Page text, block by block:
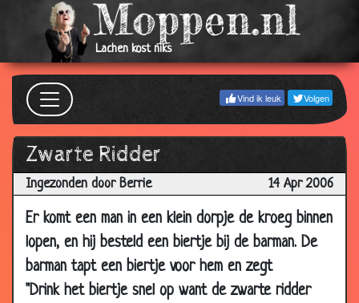
Lachen kost niks
Vind ik leuk Volgen
Zwarte Ridder
Ingezonden door Berrie 14 Apr 2006
Er komt een man in een klein dorpje de kroeg binnen
lopen, en hij besteld een biertje bij de barman. De
barman tapt een biertje voor hem en zegt
"Drink het biertje snel op want de zwarte ridder
17 Jul
2006
Griekse les
12 Jul
2006
Ongewenste intimiteiten 3.66
11 Jul
2006
2.93
09 Jul
2006
Gat in een gat
2006
06 Jul
2006
Lingo 3.16
03 Jul
Russisch Rokje 2.91